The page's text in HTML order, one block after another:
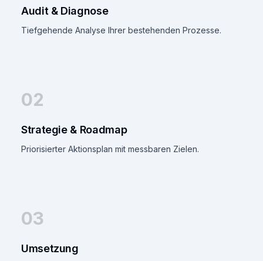
Audit & Diagnose
Tiefgehende Analyse Ihrer bestehenden Prozesse.
02
Strategie & Roadmap
Priorisierter Aktionsplan mit messbaren Zielen.
03
Umsetzung